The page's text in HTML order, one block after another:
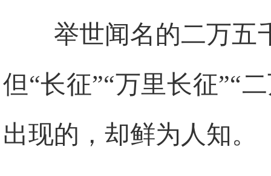
举世闻名的二万五
但“长征”“万里长征”“
出现的，却鲜为人知。